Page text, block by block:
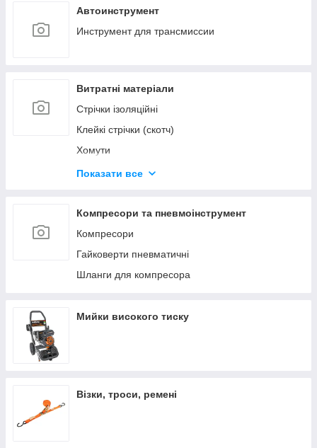
Автоинструмент
Инструмент для трансмиссии
Витратні матеріали
Стрічки ізоляційні
Клейкі стрічки (скотч)
Хомути
Будівельні олівці та маркери
Диски відрізні
Показати все
Компресори та пневмоінструмент
Компресори
Гайковерти пневматичні
Шланги для компресора
Мийки високого тиску
Візки, троси, ремені